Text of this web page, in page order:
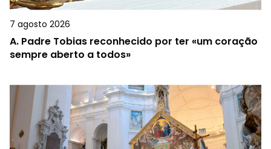
7 agosto 2026
A. Padre Tobias reconhecido por ter «um coração
sempre aberto a todos»